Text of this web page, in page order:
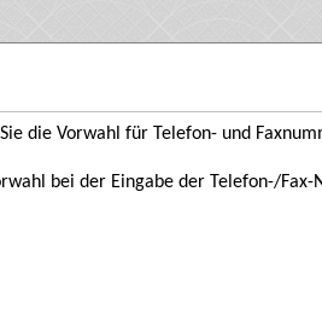
die Vorwahl für Telefon- und
bei der Eingabe der Telefon-/